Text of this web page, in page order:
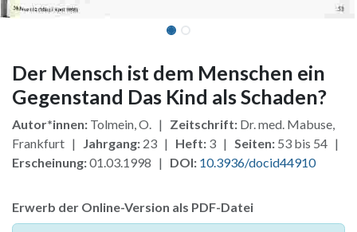
Der Mensch ist dem Menschen ein
Gegenstand Das Kind als Schaden?
Autor*innen: Tolmein, O. | Zeitschrift: Dr. med. Mabuse,
Frankfurt | Jahrgang: 23 | Heft: 3 | Seiten: 53 bis 54 |
Erscheinung:01.03.1998 | DOI: 10.3936/docid44910
Erwerb der Online-Version als PDF-Datei